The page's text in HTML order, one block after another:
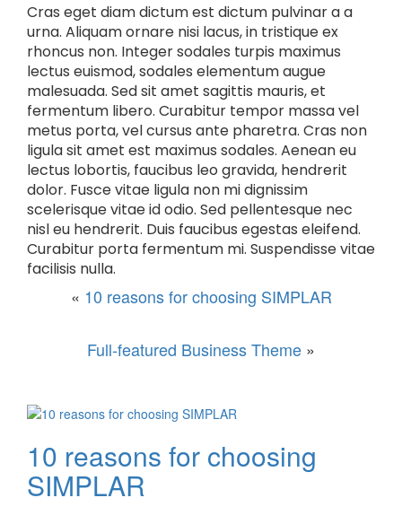
Cras eget diam dictum est dictum pulvinar a a
urna. Aliquam ornare nisi lacus, in tristique ex
rhoncus non. Integer sodales turpis maximus
lectus euismod, sodales elementum augue
malesuada. Sed sit amet sagittis mauris, et
fermentum libero. Curabitur tempor massa vel
metus porta, vel cursus ante pharetra. Cras non
ligula sit amet est maximus sodales. Aenean eu
lectus lobortis, faucibus leo gravida, hendrerit
dolor. Fusce vitae ligula non mi dignissim
scelerisque vitae id odio. Sed pellentesque nec
nisl eu hendrerit. Duis faucibus egestas eleifend.
Curabitur porta fermentum mi. Suspendisse vitae
facilisis nulla.
« 10 reasons for choosing SIMPLAR
Full-featured Business Theme »
10 reasons for choosing
SIMPLAR